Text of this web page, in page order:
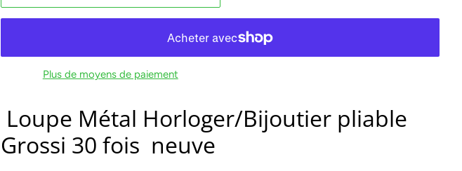
Plus de moyens de paiement
Loupe Métal Horloger/Bijoutier pliable
Grossi 30 fois neuve